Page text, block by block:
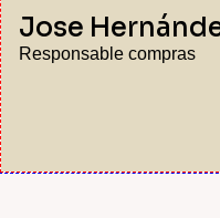
Jose
Responsable compras